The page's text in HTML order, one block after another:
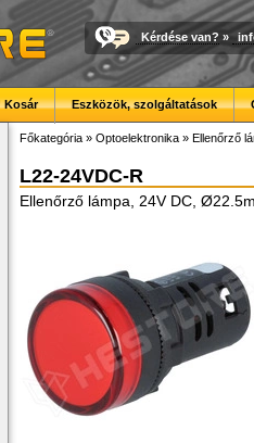
Kérdése van? »
Kosár Eszközök, szolgáltatások
Főkategória » Optoelektronika » Ellenőrző
L22-24VDC-R
Ellenőrző lámpa, 24V DC,